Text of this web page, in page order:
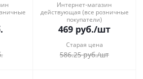
Интернет-магазин
действующая (все розничные
покупатели)
469 руб./шт
Старая цена
586.25руб./шт